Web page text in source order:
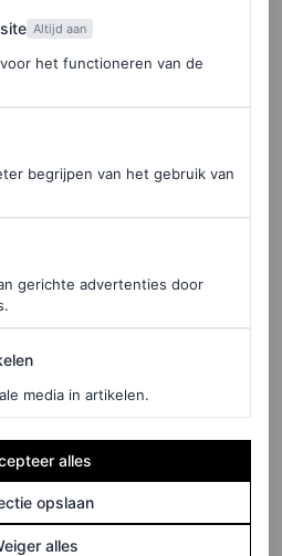
zijn dan ook zelden toevallig.
Maar op dit moment? Geef
Dan voel ik me lekker
Altijd aan
het functioneren van de
begrijpen van het gebruik van
gerichte advertenties door
media in artikelen.
alles
opslaan
alles